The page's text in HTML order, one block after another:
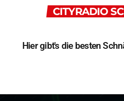
CITYRADIO
Hier gibt's die besten